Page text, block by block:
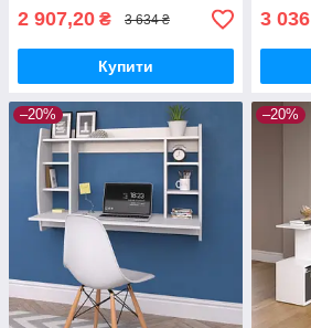
2 907,20 ₴ 3 634 ₴
Купити
3 036
–20% –20%